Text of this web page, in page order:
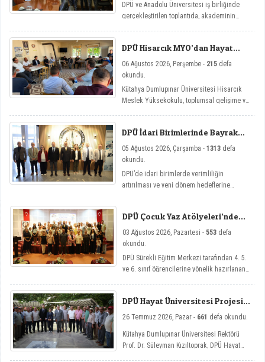
DPÜ ve Anadolu Üniversitesi iş birliğinde
gerçekleştirilen toplantıda, akademinin
DPÜ Hisarcık MYO’dan Hayat
06 Ağustos 2026, Perşembe - 215 defa
okundu.
Kütahya Dumlupınar Üniversitesi Hisarcık
Meslek Yüksekokulu, toplumsal gelişime ve
Sohbetler etkinlik serisi kapsamında dört
önemli söyleşiye imza attı.
DPÜ İdari Birimlerinde Bayrak
05 Ağustos 2026, Çarşamba - 1313 defa
okundu.
DPÜ’de idari birimlerde verimliliğin
artırılması ve yeni dönem hedeflerine
DPÜ Çocuk Yaz Atölyeleri’nde
03 Ağustos 2026, Pazartesi - 553 defa
okundu.
DPÜ Sürekli Eğitim Merkezi tarafından 4. 5.
ve 6. sınıf öğrencilerine yönelik hazırlanan
değerlendirmelerini amaçlayan DPÜ Çocuk
Yaz Atölyeleri programı, düzenlenen açılış
DPÜ Hayat Üniversitesi Projesi
26 Temmuz 2026, Pazar - 661 defa okundu.
Kütahya Dumlupınar Üniversitesi Rektörü
Prof. Dr. Süleyman Kızıltoprak, DPÜ Hayat